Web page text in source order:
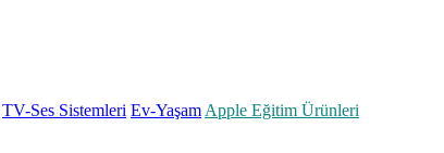
TV-Ses Sistemleri Ev-Yaşam Apple Eğitim Ürünleri